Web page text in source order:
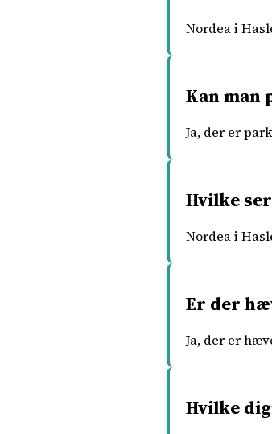
Nordea i
Kan man
Ja, der er
Hvilke
Nordea i
Er der
Ja, der er
Hvilke